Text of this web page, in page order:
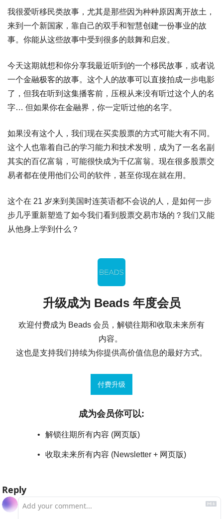
我很爱听移民类故事，尤其是那些因为种种原因离开故土，
来到一个新国家，靠自己的双手和智慧创建一份事业的故
事。你能从这些故事中受到很多的鼓舞和启发。
今天这期就想和你分享我最近听到的一个移民故事，或者说
一个金融极客的故事。这个人的故事可以直接拍成一步电影
了，但我在听到这集播客前，压根从来没有听过这个人的名
字… 但如果你在金融界，你一定听过他的名字。
如果没有这个人，我们现在买卖股票的方式可能大有不同。
这个人也靠着自己的学习能力和技术发明，成为了一名名副
其实的百亿富翁，可能很快成为千亿富翁。现在很多股票交
易者都在使用他们公司的软件，甚至你现在就在用。
这个在 21 岁来到美国时连英语都不会说的人，是如何一步
步几乎重新塑造了如今我们看到股票交易市场的？我们又能
从他身上学到什么？
升级成为 Beads 年度会员
欢迎付费成为 Beads 会员，解锁往期和收取未来所有
内容。
这也是支持我们持续为你提供高价值信息的最好方式。
付费升级
成为会员你可以:
解锁往期所有内容 (网页版)
收取未来所有内容 (Newsletter + 网页版)
Reply